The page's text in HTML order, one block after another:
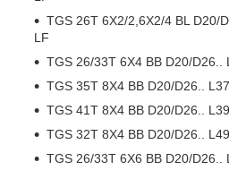
TGS 26T 6X2/2,6X2/4 BL
LF
TGS 26/33T 6X4 BB D20/
TGS 35T 8X4 BB D20/D26..
TGS 41T 8X4 BB D20/D26..
TGS 32T 8X4 BB D20/D26..
TGS 26/33T 6X6 BB D20/